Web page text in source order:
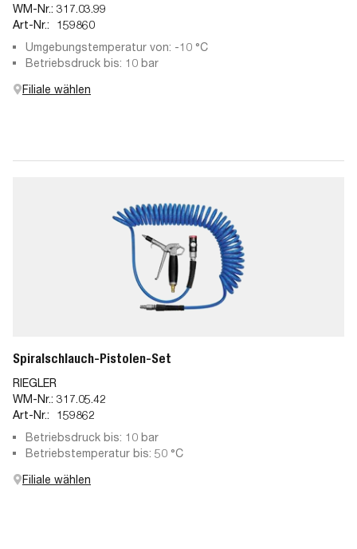
WM-Nr.: 317.03.99
Art-Nr.:
159860
Umgebungstemperatur von: -10 °C
Betriebsdruck bis: 10 bar
Filiale wählen
Spiralschlauch-Pistolen-Set
RIEGLER
WM-Nr.: 317.05.42
Art-Nr.:
159862
Betriebsdruck bis: 10 bar
Betriebstemperatur bis: 50 °C
Filiale wählen